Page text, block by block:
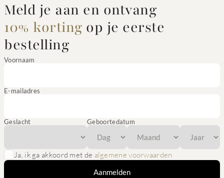
Meld je aan en ontvang
10% korting op je eerste
bestelling
Voornaam
E-mailadres
Geslacht Geboortedatum
Ja, ik ga akkoord met de algemene voorwaarden
Aanmelden